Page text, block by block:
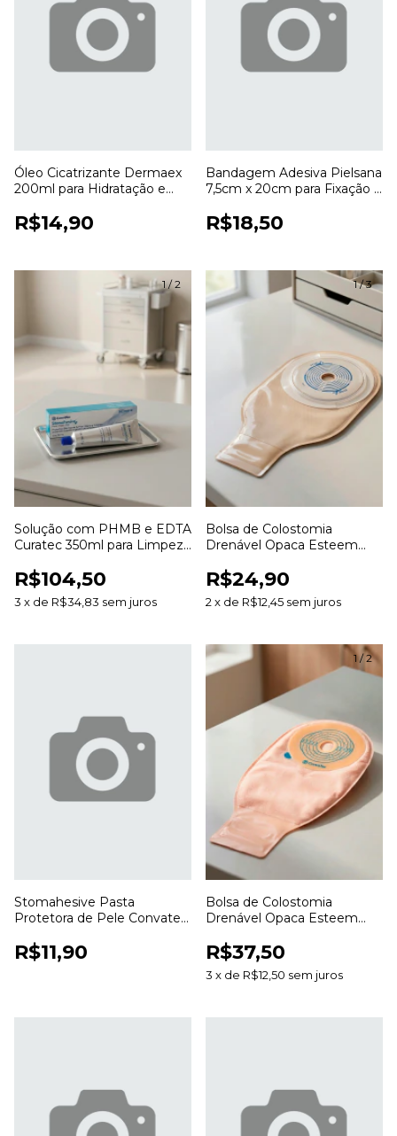
Óleo Cicatrizante Dermaex
200ml para Hidratação e
R$14,90
Bandagem Adesiva Pielsana
7,5cm x 20cm para Fixação e
R$18,50
1/2
Solução com PHMB e EDTA
Curatec 350ml para Limpeza
R$104,50
3 x de R$34,83 sem juros
1/3
Bolsa de Colostomia
Drenável Opaca Esteem
Estomias
R$24,90
2 x de R$12,45 sem juros
Stomahesive Pasta
Protetora de Pele Convatec
Estomias
R$11,90
1/2
Bolsa de Colostomia
Drenável Opaca Esteem
Estomias
R$37,50
3 x de R$12,50 sem juros